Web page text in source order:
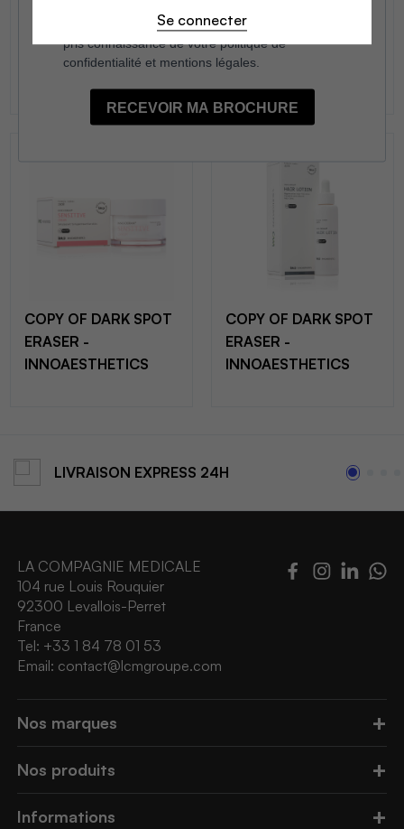
COPY OF DARK SPOT
ERASER -
INNOAESTHETICS
COPY OF DARK SPOT
ERASER -
INNOAESTHETICS
COPY OF DARK SPOT
ERASER -
INNOAESTHETICS
COPY OF DARK SPOT
ERASER -
INNOAESTHETICS
LIVRAISON EXPRESS 24H
Se connecter
LA COMPAGNIE MEDICALE
104 rue Louis Rouquier
92300 Levallois-Perret
France
Tel: +33 1 84 78 01 53
Email: contact@lcmgroupe.com
Nos marques
Nos produits
Informations